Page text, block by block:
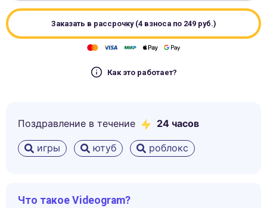
Заказать в рассрочку (4 взноса по 249руб.)
Как это работает?
Поздравление в течение 24 часов
игры ютуб роблокс
Что такое Videogram?